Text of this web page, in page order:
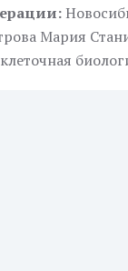
Мария